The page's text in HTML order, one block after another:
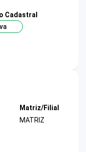
Cadastral
Matriz/Filial
MATRIZ